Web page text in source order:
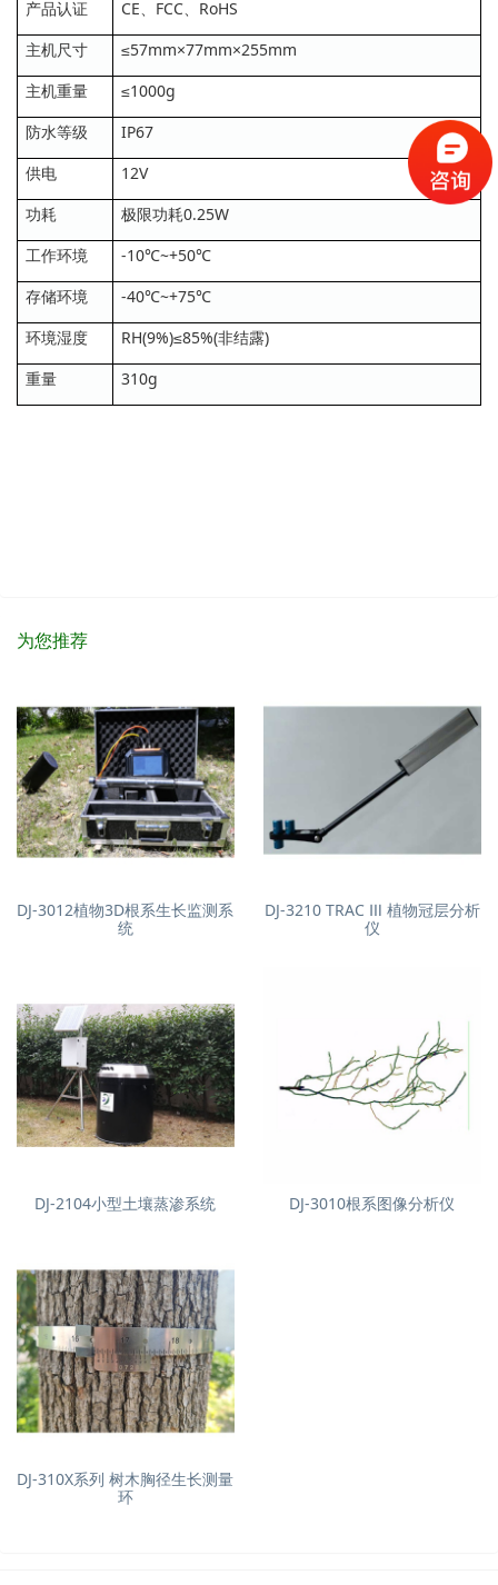
产品认证
CE、FCC、RoHS
主机尺寸
≤57mm×77mm×255mm
主机重量
≤1000g
防水等级
IP67
供电
12V
功耗
极限功耗0.25W
工作环境
-10℃~+50℃
存储环境
-40℃~+75℃
环境湿度
RH(9%)≤85%(非结露)
重量
310g
为您推荐
DJ-3012植物3D根系生长监测系
统
DJ-3210 TRAC Ⅲ 植物冠层分析
仪
DJ-2104小型土壤蒸渗系统 DJ-3010根系图像分析仪
DJ-310X系列 树木胸径生长测量
环